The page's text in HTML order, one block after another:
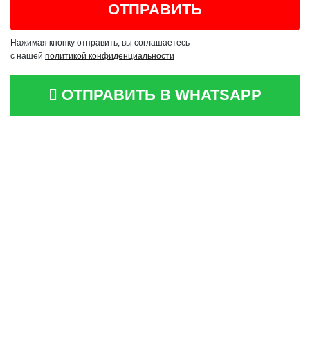
Нажимая кнопку отправить, вы соглашаетесь
с нашей политикой конфиденциальности
ОТПРАВИТЬ В WHATSAPP